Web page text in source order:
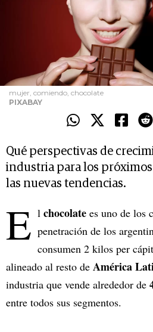
mujer, comiendo, chocolate
PIXABAY
Qué perspectivas de
industria para los próximos
las nuevas tendencias.
E l chocolate es uno de los
penetración de los
consumen 2 kilos per
alineado al resto de América
industria que vende alrededor de
entre todos sus segmentos.